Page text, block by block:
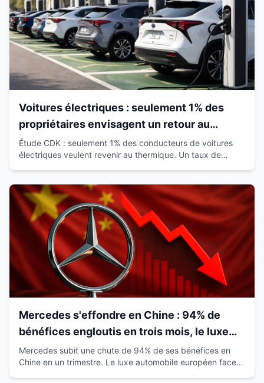
Voitures électriques : seulement 1% des
propriétaires envisagent un retour au
thermique
Étude CDK : seulement 1% des conducteurs de voitures
électriques veulent revenir au thermique. Un taux de
Mercedes s'effondre en Chine : 94% de
bénéfices engloutis en trois mois, le luxe
européen vacille
Mercedes subit une chute de 94% de ses bénéfices en
Chine en un trimestre. Le luxe automobile européen face à